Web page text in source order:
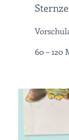
60 – 120